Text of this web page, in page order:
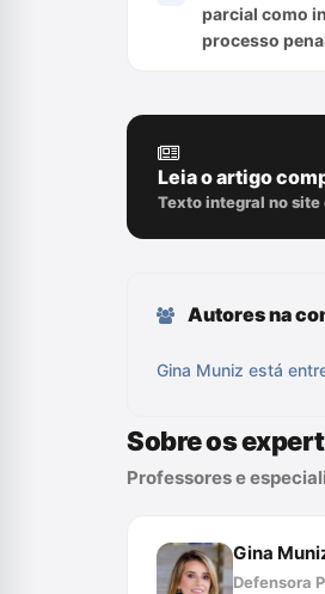
parcial como
processo
Leia o artigo
Texto integral no
Autores na
Gina Muniz está
Sobre os
Professores e
Gina
Defensora